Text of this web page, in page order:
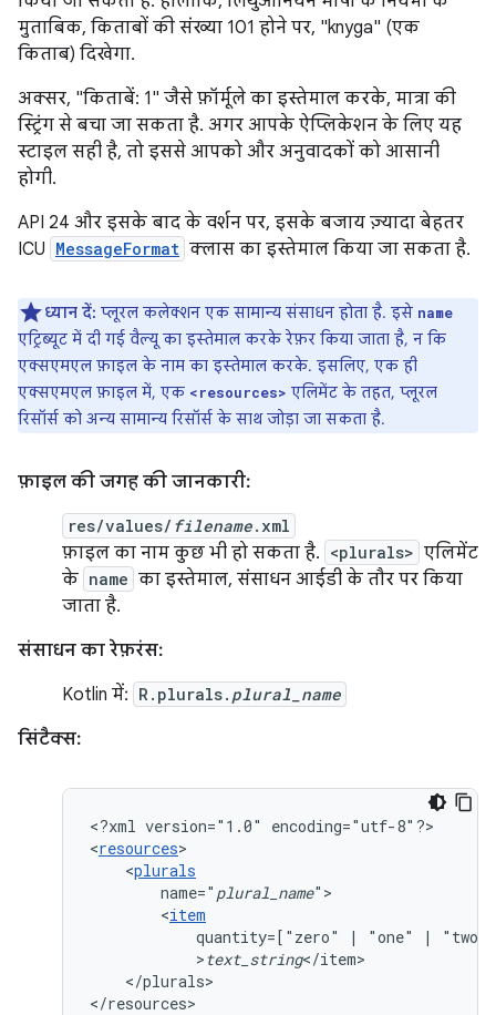
मुताबिक, किताबों की संख्या 101 होने पर, "knyga" (एक
किताब) दिखेगा.
अक्सर, "किताबें: 1" जैसे फ़ॉर्मूले का इस्तेमाल करके, मात्रा की
स्ट्रिंग से बचा जा सकता है. अगर आपके ऐप्लिकेशन के लिए यह
स्टाइल सही है, तो इससे आपको और अनुवादकों को आसानी
होगी.
API 24 और इसके बाद के वर्शन पर, इसके बजाय ज़्यादा बेहतर
ICU MessageFormat क्लास का इस्तेमाल किया जा सकता है.
ध्यान दें: प्लूरल कलेक्शन एक सामान्य संसाधन होता है. इसे name
एट्रिब्यूट में दी गई वैल्यू का इस्तेमाल करके रेफ़र किया जाता है, न कि
एक्सएमएल फ़ाइल के नाम का इस्तेमाल करके. इसलिए, एक ही
एक्सएमएल फ़ाइल में, एक <resources> एलिमेंट के तहत, प्लूरल
रिसॉर्स को अन्य सामान्य रिसॉर्स के साथ जोड़ा जा सकता है.
फ़ाइल की जगह की जानकारी:
res/values/ filename.xml
फ़ाइल का नाम कुछ भी हो सकता है. <plurals> एलिमेंट
के name का इस्तेमाल, संसाधन आईडी के तौर पर किया
जाता है.
संसाधन का रेफ़रंस:
Kotlin में: R.plurals. plural_name
सिंटैक्स:
<?xml version="1.0"
encoding="utf-8"?>
<resources
<plurals
name=" plural_name
<item
quantity=["zero"
| "one" |
"two"
>text_string
</plurals>
</resources>